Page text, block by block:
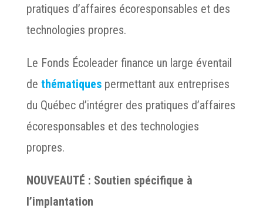
pratiques d’affaires écoresponsables et des
technologies propres.
Le Fonds Écoleader finance un large éventail
de thématiquespermettant aux entreprises
du Québec d’intégrer des pratiques d’affaires
écoresponsables et des technologies
propres.
NOUVEAUTÉ : Soutien spécifique à
l’implantation